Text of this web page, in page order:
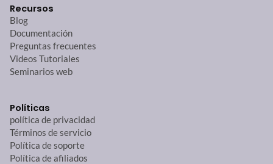
Recursos
Blog
Documentación
Preguntas frecuentes
Videos Tutoriales
Seminarios web
Políticas
política de privacidad
Términos de servicio
Política de soporte
Política de afiliados